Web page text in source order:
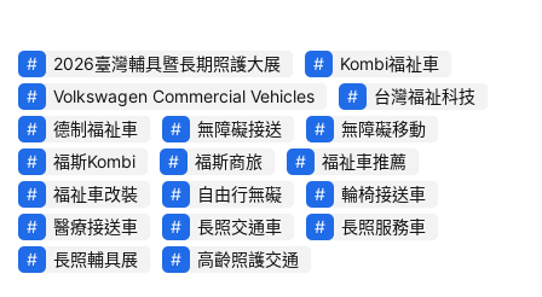
界
玩
C
A
R
綜
藝
節
護大展」，並同步正式發表專為台灣市場打造的The All-
new Kombi福祉車，透過寬敞空間、頂級安全標準與頂尖
輔具科技等人性化設計，再度引領國內無障礙移動/運輸領
域的舒適新標竿，連同去年底率先上市的Caddy Maxi
EasyLife 福祉車，盛大展出福斯商旅全新世代福祉車陣
容。台灣福祉特別於展覽期間推出限定專屬購車優惠，現場
下訂即享3萬元福祉車購車禮金，以實質回饋滿足每一份移
2026臺灣輔具暨長期照護大展
Kombi福祉車
Volkswagen Commercial Vehicles
台灣福祉科技
德制福祉車
無障礙接送
無障礙移動
福斯Kombi
福斯商旅
福祉車推薦
福祉車改裝
自由行無礙
輪椅接送車
醫療接送車
長照交通車
長照服務車
長照輔具展
高齡照護交通